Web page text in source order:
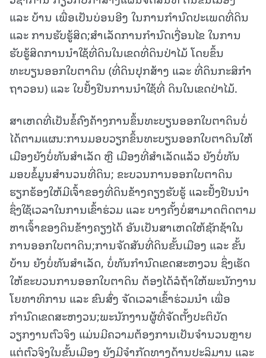
ແລະ ບ້ານ ເພື່ອເປັນບ່ອນອີງ ໃນການກຳນົດປະເພດທີ່ດິນ
ແລະ ການຮັບຮູ້ສິດ;ສໍາເລັດການກໍານົດເງື່ອນໄຂ ໃນການ
ຮັບຮູ້ສິດການນໍາໃຊ້ທີ່ດິນໃນເຂດທີ່ດິນປ່າໄມ້ ໂດຍຂຶ້ນ
ທະບຽນອອກໃບຕາດິນ (ທີ່ດິນປຸກສ້າງ ແລະ ທີ່ດິນກະສິກຳ
ຖາວອນ) ແລະ ໃບຢັ້ງຢືນການນໍາໃຊ້ທີ່ ດິນໃນເຂດປ່າໄມ້.
ສາເຫດທີ່ເປັນຂໍ້ຄົງຄ້າງການຂຶ້ນທະບຽນອອກໃບຕາດິນບໍ່
ໄດ້ຕາມແຜນ:ການມອບວຽກຂຶ້ນທະບຽນອອກໃບຕາດິນໃຫ້
ເມືອງຍັງບໍ່ທັນສຳເລັດ ຫຼື ເມືອງທີ່ສໍາເລັດແລ້ວ ຍັງບໍ່ທັນ
ມອບຂໍ້ມູນສໍານວນທີ່ດິນ; ຂະບວນການອອກໃບຕາດິນ
ຮຽກຮ້ອງໃຫ້ມີເຈົ້າຂອງທີ່ດິນຂ້າງຄຽງຮັບຮູ້ ແລະຢັ້ງຢືນນໍາ
ຊຶ່ງໃຊ້ເວລາໃນການເຂົ້າຮ່ວມ ແລະ ບາງຄັ້ງບໍ່ສາມາດຕິດຕາມ
ຫາເຈົ້າຂອງດິນຂ້າງຄຽງໄດ້ ອັນເປັນສາເຫດໃຫ້ຊັກຊ້າໃນ
ການອອກໃບຕາດິນ;ການຈັດສັນທີ່ດິນຂັ້ນເມືອງ ແລະ ຂັ້ນ
ບ້ານ ຍັງບໍ່ທັນສໍາເລັດ, ບໍ່ທັນກຳນົດເຂດສະຫງວນ ຊຶ່ງເຮັດ
ໃຫ້ຂະບວນການອອກໃບຕາດິນ ຕ້ອງໄດ້ລໍຖ້າໃຫ້ພະນັກງານ
ໂຍທາທິການ ແລະ ຂົນສົ່ງ ຈັດເວລາເຂົ້າຮ່ວມນໍາ ເພື່ອ
ກຳນົດເຂດສະຫງວນ;ພະນັກງານຜູ້ທີ່ຈັດຕັ້ງປະຕິບັດ
ວຽກງານຕົວຈິງ ແມ່ນມີຄວາມຕ້ອງການເປັນຈໍານວນຫຼາຍ
ແຕ່ຕົວຈິງໃນຂັ້ນເມືອງ ຍັງມີຈຳກັດທາງດ້ານປະລິມານ ແລະ